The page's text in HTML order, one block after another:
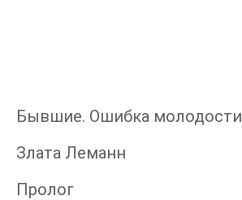
Бывшие. Ошибка молодости
Злата Леманн
Пролог